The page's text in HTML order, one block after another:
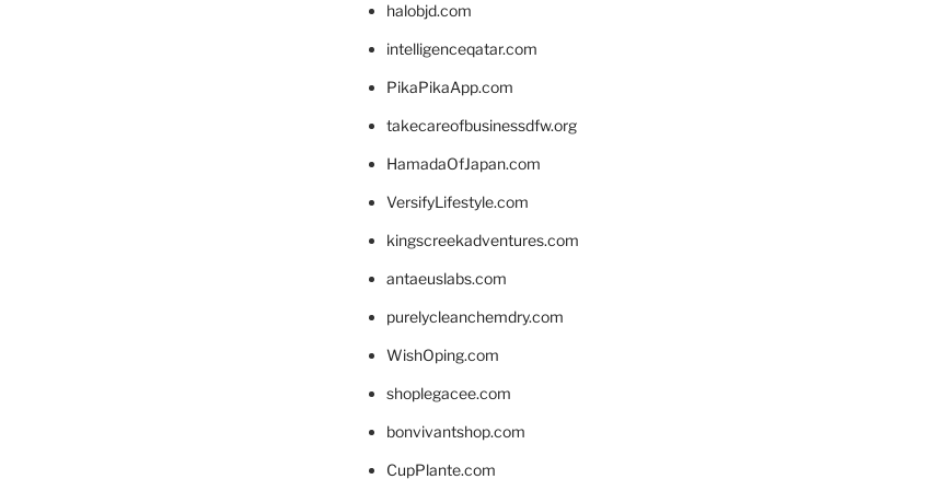
halobjd.com
intelligenceqatar.com
PikaPikaApp.com
takecareofbusinessdfw.org
HamadaOfJapan.com
VersifyLifestyle.com
kingscreekadventures.com
antaeuslabs.com
purelycleanchemdry.com
WishOping.com
shoplegacee.com
bonvivantshop.com
CupPlante.com